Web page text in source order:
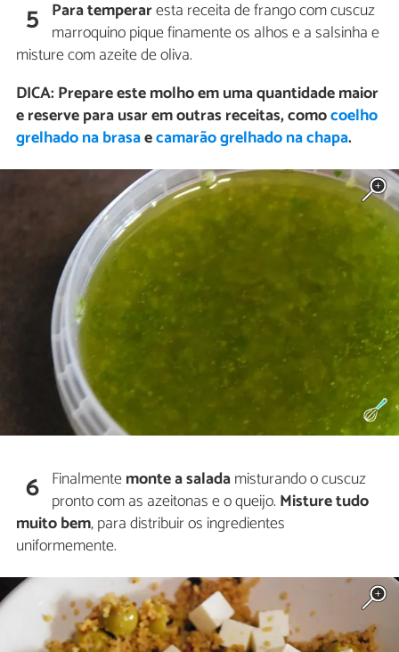
5 Para temperaresta receita de frango com cuscuz
marroquino pique finamente os alhos e a salsinha e
misture com azeite de oliva.
DICA: Prepare este molho em uma quantidade maior
e reserve para usar em outras receitas, comocoelho
grelhado na brasaecamarão grelhado na chapa.
6 Finalmentemonte a saladamisturando o cuscuz
pronto com as azeitonas e o queijo. Misture tudo
muito bem, para distribuir os ingredientes
uniformemente.